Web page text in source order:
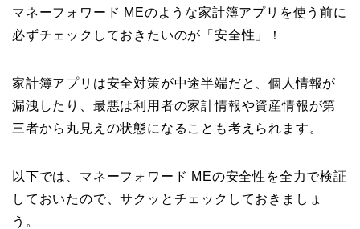
マネーフォワード MEのような家計簿アプリを使う前に
必ずチェックしておきたいのが「安全性」！
家計簿アプリは安全対策が中途半端だと、個人情報が
漏洩したり、最悪は利用者の家計情報や資産情報が第
三者から丸見えの状態になることも考えられます。
以下では、マネーフォワード MEの安全性を全力で検証
しておいたので、サクッとチェックしておきましょ
う。